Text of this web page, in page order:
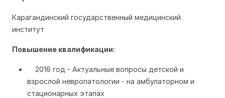
Карагандинский государственный медицинский
институт
Повышение квалификации:
2016 год - Актуальные вопросы детской и
взрослой невропатологии - на амбулаторном и
стационарных этапах